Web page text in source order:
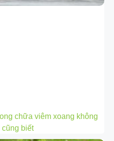
chữa viêm xoang không
cũng biết